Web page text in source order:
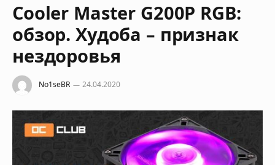
Cooler Master G200P RGB:
обзор. Худоба – признак
нездоровья
No1seBR 24.04.2020